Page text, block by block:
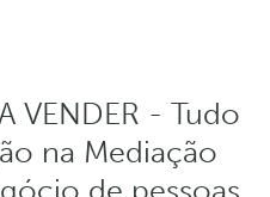
VENDER - Tudo
na Mediação